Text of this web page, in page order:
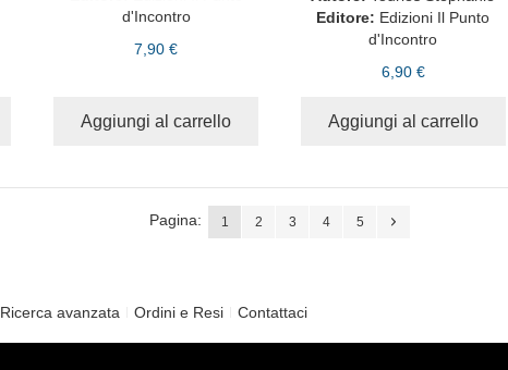
d'Incontro
7,90 €
Aggiungi al carrello
Editore: Edizioni Il Punto
d'Incontro
6,90 €
Aggiungi al carrello
Pagina: 1 2 3 4 5
Ricerca avanzata Ordini e Resi Contattaci